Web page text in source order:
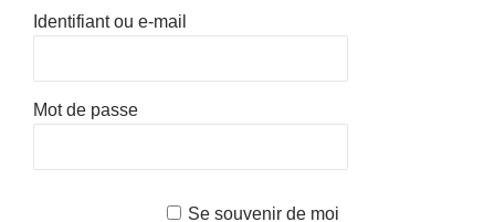
Identifiant ou e-mail
Mot de passe
Se souvenir de moi